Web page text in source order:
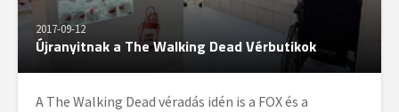
2017-09-12
Újranyitnak a The Walking Dead Vérbutikok
A The Walking Dead véradás idén is a FOX és a